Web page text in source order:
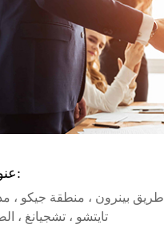
عنوان:
رقم 81 طريق بينرون ، منطقة جيكو ،
تايتشو ، تشجيانغ ،